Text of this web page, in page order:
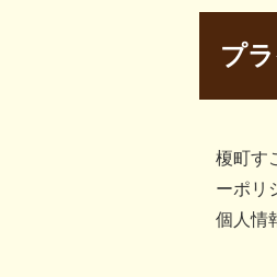
プ
榎町す
ーポリ
個人情